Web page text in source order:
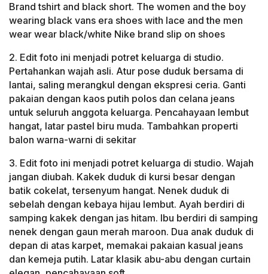
Brand tshirt and black short. The women and the boy
wearing black vans era shoes with lace and the men
wear wear black/white Nike brand slip on shoes
2. Edit foto ini menjadi potret keluarga di studio.
Pertahankan wajah asli. Atur pose duduk bersama di
lantai, saling merangkul dengan ekspresi ceria. Ganti
pakaian dengan kaos putih polos dan celana jeans
untuk seluruh anggota keluarga. Pencahayaan lembut
hangat, latar pastel biru muda. Tambahkan properti
balon warna-warni di sekitar
3. Edit foto ini menjadi potret keluarga di studio. Wajah
jangan diubah. Kakek duduk di kursi besar dengan
batik cokelat, tersenyum hangat. Nenek duduk di
sebelah dengan kebaya hijau lembut. Ayah berdiri di
samping kakek dengan jas hitam. Ibu berdiri di samping
nenek dengan gaun merah maroon. Dua anak duduk di
depan di atas karpet, memakai pakaian kasual jeans
dan kemeja putih. Latar klasik abu-abu dengan curtain